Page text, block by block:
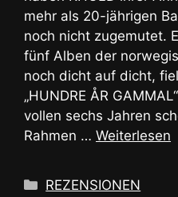
mehr als 20-jährigen
noch nicht zugemutet.
fünf Alben der
noch dicht auf dicht,
„HUNDRE ÅR
vollen sechs Jahren
Rahmen … Weiterlesen
Kategorien
REZENSIONEN